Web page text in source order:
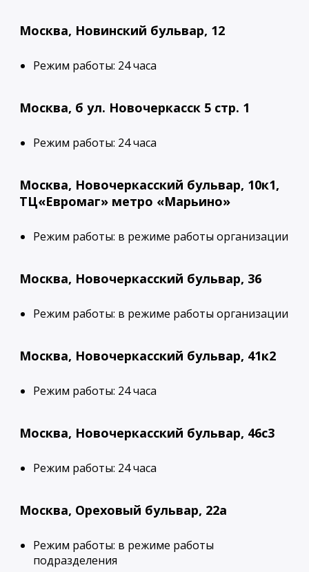
Москва, Новинский бульвар, 12
Режим работы: 24 часа
Москва, б ул. Новочеркасск 5 стр. 1
Режим работы: 24 часа
Москва, Новочеркасский бульвар, 10к1,
ТЦ«Евромаг» метро «Марьино»
Режим работы: в режиме работы организации
Москва, Новочеркасский бульвар, 36
Режим работы: в режиме работы организации
Москва, Новочеркасский бульвар, 41к2
Режим работы: 24 часа
Москва, Новочеркасский бульвар, 46с3
Режим работы: 24 часа
Москва, Ореховый бульвар, 22а
Режим работы: в режиме работы
подразделения